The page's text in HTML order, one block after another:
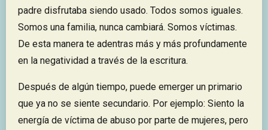
padre disfrutaba siendo usado. Todos somos iguales.
Somos una familia, nunca cambiará. Somos víctimas.
De esta manera te adentras más y más profundamente
en la negatividad a través de la escritura.
Después de algún tiempo, puede emerger un primario
que ya no se siente secundario. Por ejemplo: Siento la
energía de víctima de abuso por parte de mujeres, pero